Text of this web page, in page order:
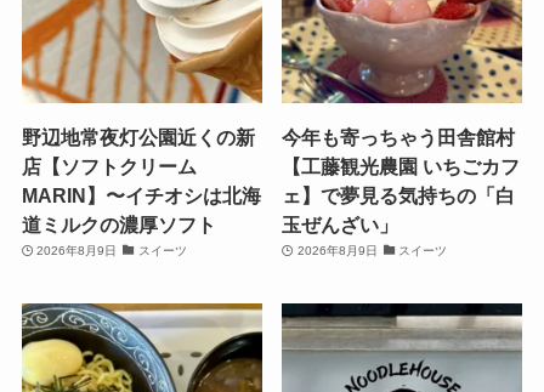
野辺地常夜灯公園近くの新
店【ソフトクリーム
MARIN】〜イチオシは北海
道ミルクの濃厚ソフト
2026年8月9日 スイーツ
今年も寄っちゃう田舎館村
【工藤観光農園 いちごカフ
ェ】で夢見る気持ちの「白
玉ぜんざい」
2026年8月9日 スイーツ